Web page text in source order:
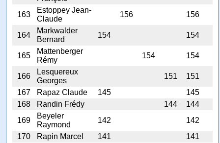
163
Estoppey Jean-
Claude
156 156
164
Markwalder
Bernard
154 154
165
Mattenberger
Rémy
154 154
166
Lesquereux
Georges
151
151
167
Rapaz Claude 145
145
168
Randin Frédy 144
144
169
Beyeler
Raymond
142
142
170
Rapin Marcel 141
141